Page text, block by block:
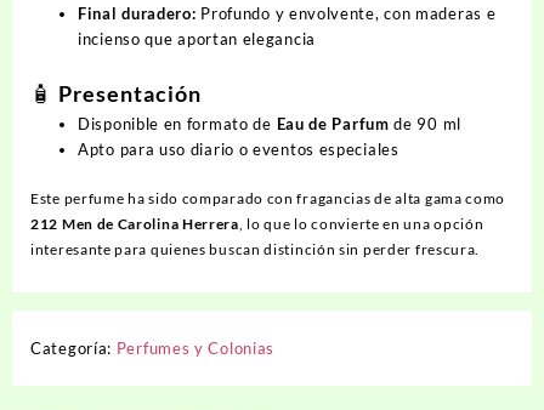
Final duradero: Profundo y envolvente, con maderas e
incienso que aportan elegancia
🧴 Presentación
Disponible en formato de Eau de Parfum de 90 ml
Apto para uso diario o eventos especiales
Este perfume ha sido comparado con fragancias de alta gama como
212 Men de Carolina Herrera, lo que lo convierte en una opción
interesante para quienes buscan distinción sin perder frescura.
Categoría: Perfumes y Colonias